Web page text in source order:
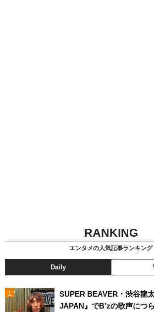
RANKING
エンタメの人気記事ランキング
Daily
SUPER BEAVER・渋谷龍
JAPAN』でB’zの歌声につ